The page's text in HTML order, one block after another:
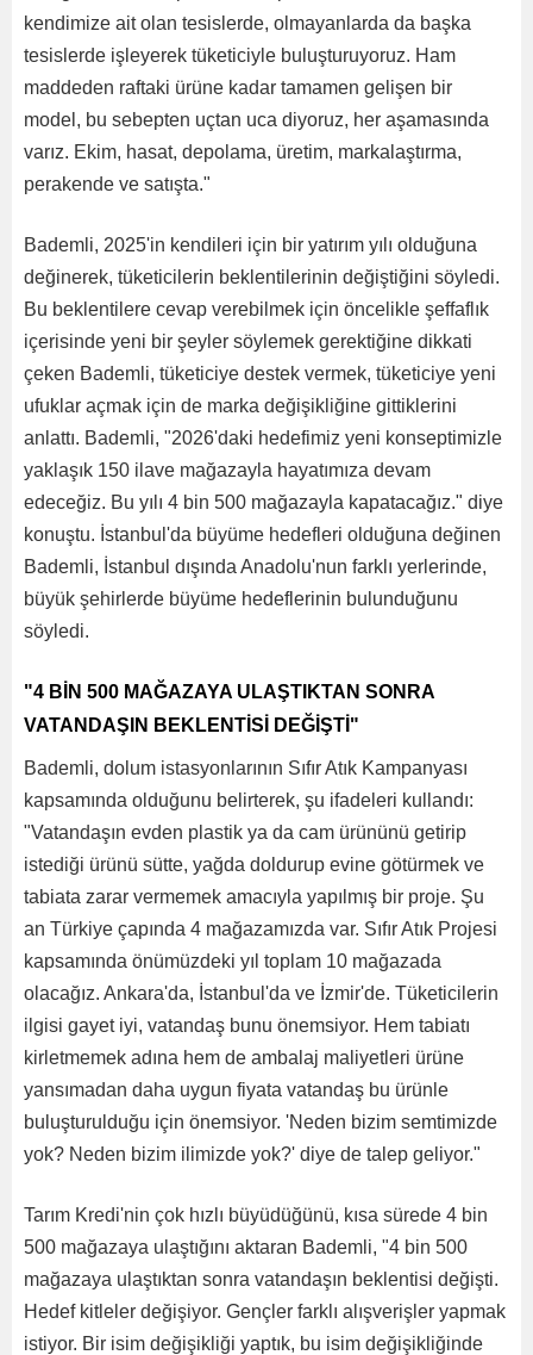
kendimize ait olan tesislerde, olmayanlarda da başka
tesislerde işleyerek tüketiciyle buluşturuyoruz. Ham
maddeden raftaki ürüne kadar tamamen gelişen bir
model, bu sebepten uçtan uca diyoruz, her aşamasında
varız. Ekim, hasat, depolama, üretim, markalaştırma,
perakende ve satışta."
Bademli, 2025'in kendileri için bir yatırım yılı olduğuna
değinerek, tüketicilerin beklentilerinin değiştiğini söyledi.
Bu beklentilere cevap verebilmek için öncelikle şeffaflık
içerisinde yeni bir şeyler söylemek gerektiğine dikkati
çeken Bademli, tüketiciye destek vermek, tüketiciye yeni
ufuklar açmak için de marka değişikliğine gittiklerini
anlattı. Bademli, "2026'daki hedefimiz yeni konseptimizle
yaklaşık 150 ilave mağazayla hayatımıza devam
edeceğiz. Bu yılı 4 bin 500 mağazayla kapatacağız." diye
konuştu. İstanbul'da büyüme hedefleri olduğuna değinen
Bademli, İstanbul dışında Anadolu'nun farklı yerlerinde,
büyük şehirlerde büyüme hedeflerinin bulunduğunu
söyledi.
"4 BİN 500 MAĞAZAYA ULAŞTIKTAN SONRA
VATANDAŞIN BEKLENTİSİ DEĞİŞTİ"
Bademli, dolum istasyonlarının Sıfır Atık Kampanyası
kapsamında olduğunu belirterek, şu ifadeleri kullandı:
"Vatandaşın evden plastik ya da cam ürününü getirip
istediği ürünü sütte, yağda doldurup evine götürmek ve
tabiata zarar vermemek amacıyla yapılmış bir proje. Şu
an Türkiye çapında 4 mağazamızda var. Sıfır Atık Projesi
kapsamında önümüzdeki yıl toplam 10 mağazada
olacağız. Ankara'da, İstanbul'da ve İzmir'de. Tüketicilerin
ilgisi gayet iyi, vatandaş bunu önemsiyor. Hem tabiatı
kirletmemek adına hem de ambalaj maliyetleri ürüne
yansımadan daha uygun fiyata vatandaş bu ürünle
buluşturulduğu için önemsiyor. 'Neden bizim semtimizde
yok? Neden bizim ilimizde yok?' diye de talep geliyor."
Tarım Kredi'nin çok hızlı büyüdüğünü, kısa sürede 4 bin
500 mağazaya ulaştığını aktaran Bademli, "4 bin 500
mağazaya ulaştıktan sonra vatandaşın beklentisi değişti.
Hedef kitleler değişiyor. Gençler farklı alışverişler yapmak
istiyor. Bir isim değişikliği yaptık, bu isim değişikliğinde